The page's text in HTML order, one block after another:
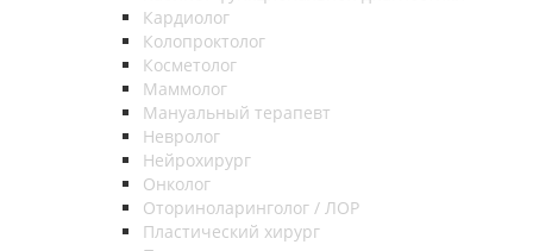
Кардиолог
Колопроктолог
Косметолог
Маммолог
Мануальный терапевт
Невролог
Нейрохирург
Онколог
Оториноларинголог / ЛОР
Пластический хирург